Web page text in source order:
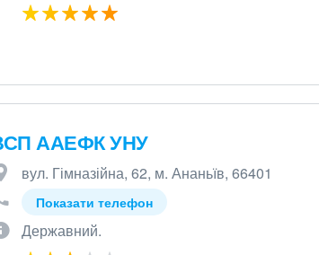
ААЕФК УНУ
вул. Гімназійна, 62, м. Ананьїв, 66401
Показати телефон
Державний.